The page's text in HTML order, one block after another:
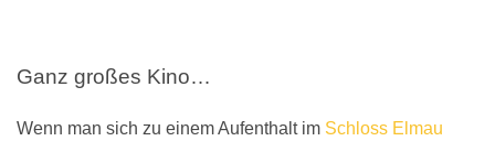
Ganz großes Kino…
Wenn man sich zu einem Aufenthalt im Schloss Elmau